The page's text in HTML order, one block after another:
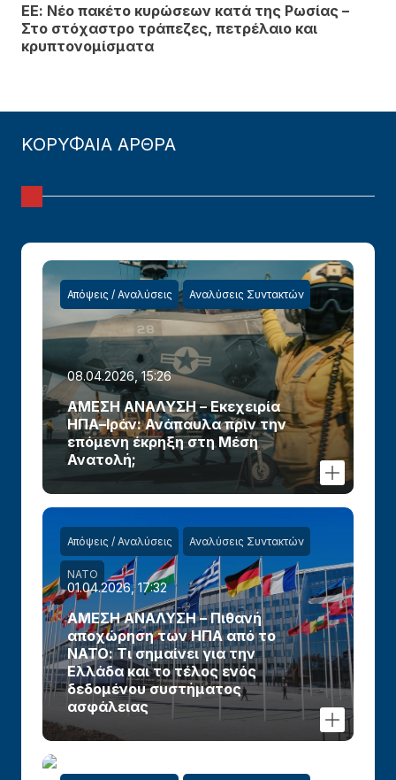
ΕΕ: Νέο πακέτο κυρώσεων κατά της Ρωσίας –
Στο στόχαστρο τράπεζες, πετρέλαιο και
κρυπτονομίσματα
ΚΟΡΥΦΑΙΑ ΑΡΘΡΑ
Απόψεις / Αναλύσεις Αναλύσεις Συντακτών
08.04.2026, 15:26
ΑΜΕΣΗ ΑΝΑΛΥΣΗ – Εκεχειρία
ΗΠΑ–Ιράν: Ανάπαυλα πριν την
επόμενη έκρηξη στη Μέση
Ανατολή;
Απόψεις / Αναλύσεις Αναλύσεις Συντακτών
ΝΑΤΟ
01.04.2026, 17:32
ΑΜΕΣΗ ΑΝΑΛΥΣΗ – Πιθανή
αποχώρηση των ΗΠΑ από το
ΝΑΤΟ: Τι σημαίνει για την
Ελλάδα και το τέλος ενός
δεδομένου συστήματος
ασφάλειας